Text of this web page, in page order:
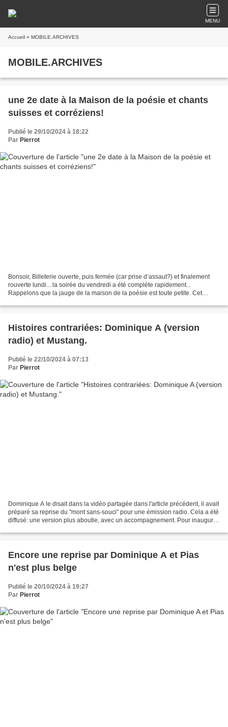
MENU
Accueil » MOBILE.ARCHIVES
MOBILE.ARCHIVES
une 2e date à la Maison de la poésie et chants
suisses et corréziens!
Publié le 29/10/2024 à 18:22
Par Pierrot
Bonsoir, Billeterie ouverte, puis fermée (car prise d’assaut?) et finalement
rouverte lundi... la soirée du vendredi a été complète rapidement...
Rappelons que la jauge de la maison de la poésie est toute petite. Cet
Histoires contrariées: Dominique A (version
radio) et Mustang.
Publié le 22/10/2024 à 07:13
Par Pierrot
Dominique A le disait dans la vidéo partagée dans l'article précédent, il avait
préparé sa reprise du "mont sans-souci" pour une émission radio. Cela a été
diffusé: une version plus aboutie, avec un accompagnement. Pour inaugurer
Encore une reprise par Dominique A et Pias
n'est plus belge
Publié le 20/10/2024 à 19:27
Par Pierrot